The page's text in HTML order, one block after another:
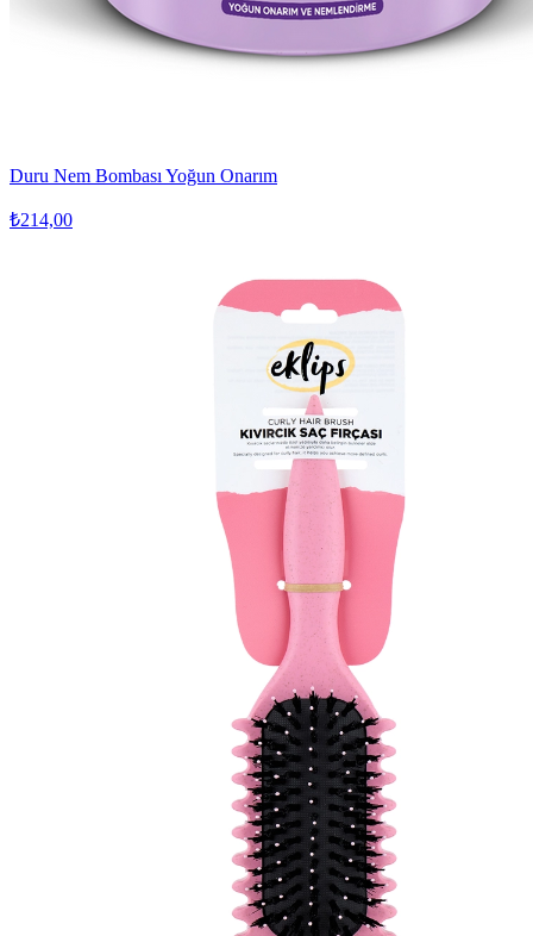
Duru Nem Bombası Yoğun Onarım
₺214,00